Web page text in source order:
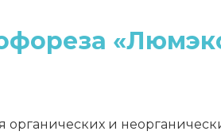
и